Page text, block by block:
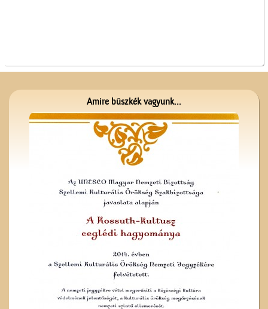
A Ceglédi Dózsa György
Népi Kollégium diákjai
énekelnek
A Mizsei úti vendéglő
Amire büszkék vagyunk...